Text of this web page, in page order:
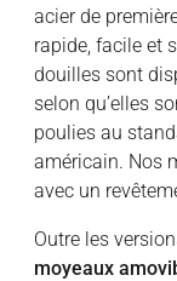
acier de
rapide, facile et
douilles sont
selon qu’elles
poulies au
américain. Nos
avec un
Outre les
moyeaux